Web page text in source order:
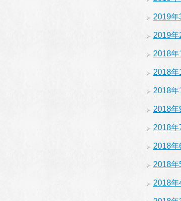
2019年
2019年
2018年
2018年
2018年
2018年
2018年
2018年
2018年
2018年